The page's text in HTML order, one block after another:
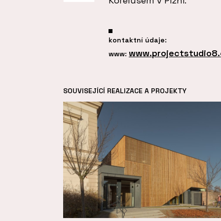
kontaktní údaje:
www:
SOUVISEJÍCÍ REALIZACE A PROJEKTY